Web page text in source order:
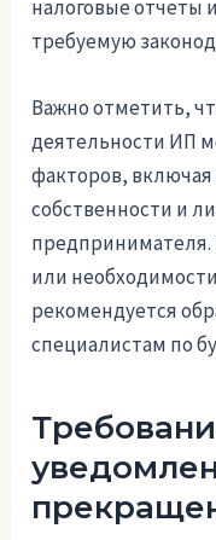
налоговые отчеты
требуемую
Важно отметить,
деятельности ИП
факторов,
собственности и
предпринимателя.
или
рекомендуется
специалистам по